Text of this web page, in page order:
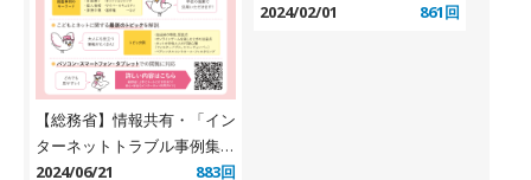
【総務省】情報共有・「イン
ターネットトラブル事例集
（2024年版）」
2024/06/21 883回
ツ等
2024/02/01 861回